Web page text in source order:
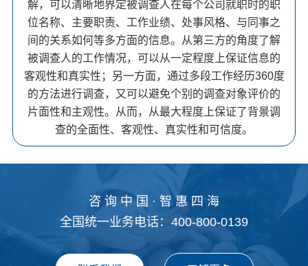
解，可以清晰地界定被调查人在每个公司就职时的职
位名称、主要职责、工作业绩、处事风格、与同事之
间的关系如何等多方面的信息。从第三方的角度了解
被调查人的工作情况，可以从一定程度上保证信息的
客观性和真实性；另一方面，通过多段工作经历360度
的方法进行调查，又可以避免个别的调查对象评价的
片面性和主观性。从而，从最大程度上保证了背景调
查的全面性、客观性、真实性和可信度。
咨 询 中 国 · 智 惠 四 海
全国统一业务电话：400-800-0139